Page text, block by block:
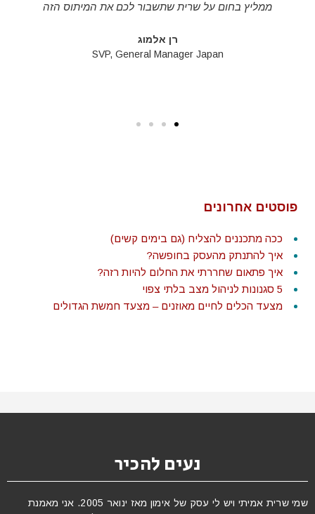
ממליץ בחום על שרית שתשבור לכם את המיתוס הזה
רן אלמוג
SVP, General Manager Japan
פוסטים אחרונים
ככה מתכננים להצליח (גם בימים קשים)
איך להתנתק מהעסק בחופשה?
איך פתאום שחררתי את החלום להיות רזה?
5 סגנונות לניהול מצב בלתי צפוי
מצעד הכלים לחיים מאוזנים – מצעד חמשת הגדולים
נעים להכיר
שמי שרית אמיתי ויש לי עסק של אימון מאז ינואר 2005. אני מאמנת